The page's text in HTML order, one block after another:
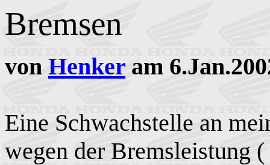
Bremsen
von Henker am
Eine Schwachstelle an
wegen der Bremsleistung